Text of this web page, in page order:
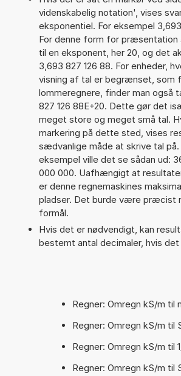
videnskabelig notation', vises
eksponentiel. For eksempel
For denne form for præsentation
til en eksponent, her 20, og det
3,693 827 126 88. For enheder,
visning af tal er begrænset, som
lommeregnere, finder man også
827 126 88E+20. Dette gør det
meget store og meget små tal.
markering på dette sted, vises
sædvanlige måde at skrive tal
eksempel ville det se sådan ud:
000 000. Uafhængigt at
er denne regnemaskines
pladser. Det burde være præcist
formål.
Hvis det er nødvendigt, kan
bestemt antal decimaler, hvis det
Regner: Omregn kS/m til
Regner: Omregn kS/m til
Regner: Omregn kS/m til
Regner: Omregn kS/m til